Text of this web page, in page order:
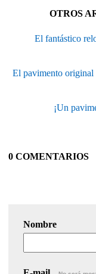
OTROS
El fantástico
El pavimento original
¡Un
0 COMENTARIOS
Nombre